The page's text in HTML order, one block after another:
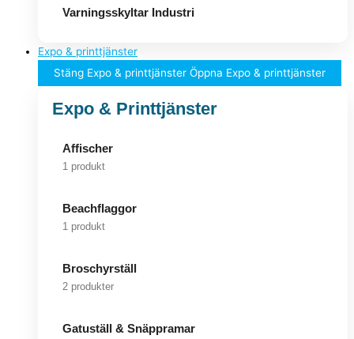
Varningsskyltar Industri
Expo & printtjänster
Stäng Expo & printtjänster Öppna Expo & printtjänster
Expo & Printtjänster
Affischer
1 produkt
Beachflaggor
1 produkt
Broschyrställ
2 produkter
Gatuställ & Snäppramar